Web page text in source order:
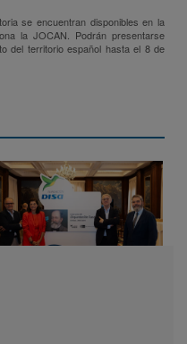
se encuentran disponibles en la
la JOCAN. Podrán presentarse
del territorio español hasta el 8 de